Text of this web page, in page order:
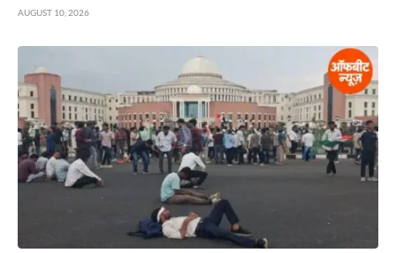
AUGUST 10, 2026